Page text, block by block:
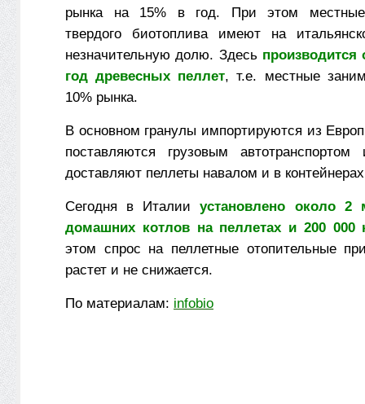
рынка на 15% в год. При этом местные
твердого биотоплива имеют на
незначительную долю. Здесь производится
год древесных пеллет, т.е. местные
10% рынка.
В основном гранулы импортируются из
поставляются грузовым
доставляют пеллеты навалом и в
Сегодня в Италииустановлено около
домашних котлов на пеллетах и 200 000
этом спрос на пеллетные отопительные
растет и не снижается.
По материалам: infobio